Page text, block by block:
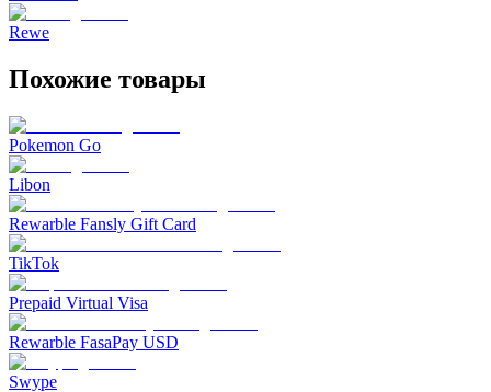
Rewe
Похожие товары
Pokemon Go
Libon
Rewarble Fansly Gift Card
TikTok
Prepaid Virtual Visa
Rewarble FasaPay USD
Swype